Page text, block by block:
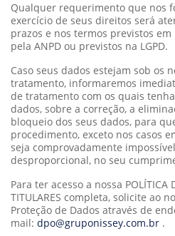
Qualquer requerimento que nos
exercício de seus direitos será
prazos e nos termos previstos
pela ANPD ou previstos na LGPD.
Caso seus dados estejam sob os
tratamento, informaremos
de tratamento com os quais
dados, sobre a correção, a
bloqueio dos seus dados, para
procedimento, exceto nos casos
seja comprovadamente
desproporcional, no seu
Para ter acesso a nossa POLÍTICA
TITULARES completa, solicite ao
Proteção de Dados através de
mail: dpo@gruponissey.com.br .